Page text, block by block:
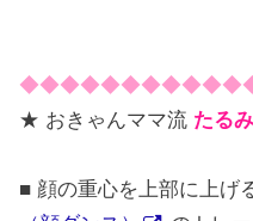
★ おきゃんママ流 たる
■ 顔の重心を上部に上げ